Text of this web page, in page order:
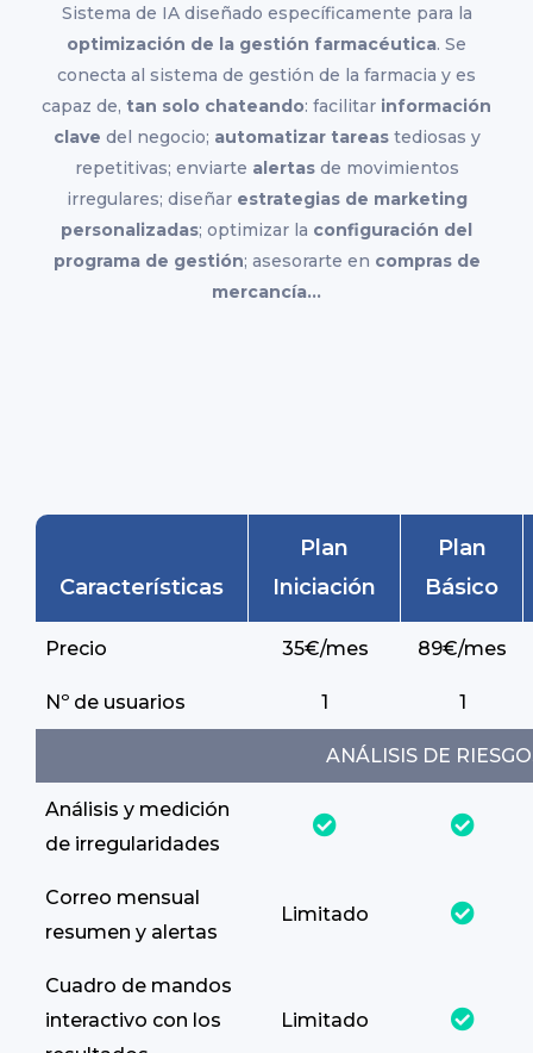
Sistema de IA diseñado específicamente para la
optimización de la gestión farmacéutica. Se
conecta al sistema de gestión de la farmacia y es
capaz de, tan solo chateando: facilitar información
clave del negocio; automatizar tareastediosas y
repetitivas; enviarte alertas de movimientos
irregulares; diseñar estrategias de marketing
personalizadas; optimizar la configuración del
programa de gestión; asesorarte en compras de
mercancía…
Características
Plan
Iniciación
Plan
Básico
Precio 35€/mes 89€/mes
Nº de usuarios 1 1
ANÁLISIS DE
Análisis y medición
de irregularidades
Correo mensual
resumen y alertas
Limitado
Cuadro de mandos
interactivo con los
Limitado